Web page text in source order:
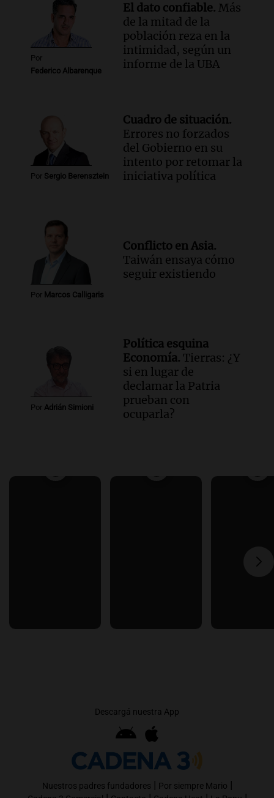
Por
Federico Albarenque
El dato confiable. Más
de la mitad de la
población reza en la
intimidad, según un
informe de la UBA
Por Sergio Berensztein
Cuadro de situación.
Errores no forzados
del Gobierno en su
intento por retomar la
iniciativa política
Por Marcos Calligaris
Conflicto en Asia.
Taiwán ensaya cómo
seguir existiendo
Por Adrián Simioni
Política esquina
Economía. Tierras: ¿Y
si en lugar de
declamar la Patria
prueban con
ocuparla?
Descargá nuestra App
Nuestros padres fundadores | Por siempre Mario |